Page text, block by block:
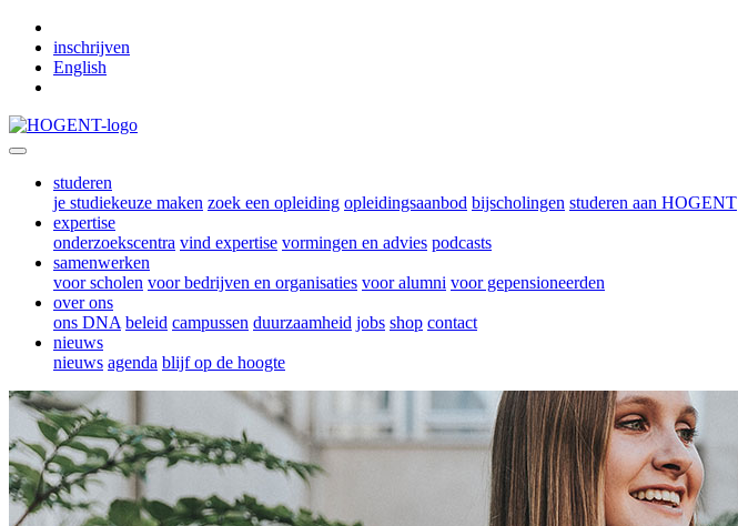
inschrijven
English
studeren
je studiekeuze maken zoek een opleiding opleidingsaanbod bijscholingen studeren aan HOGENT
expertise
onderzoekscentra vind expertise vormingen en advies podcasts
samenwerken
voor scholen voor bedrijven en organisaties voor alumni voor gepensioneerden
over ons
ons DNA beleid campussen duurzaamheid jobs shop contact
nieuws
nieuws agenda blijf op de hoogte